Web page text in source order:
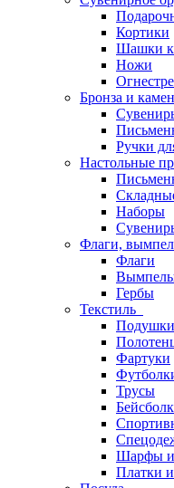
Кортики
Шашки
Ножи
Бронза и
Ручки
Настольные
Наборы
Флаги,
Флаги
Гербы
Текстиль
Подушки
Фартуки
Трусы
Шарфы и
Платки